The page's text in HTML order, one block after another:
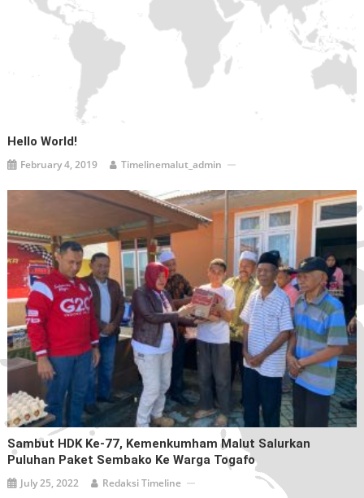
Hello World!
February 4, 2019 Timelinemalut_admin
Sambut HDK Ke-77, Kemenkumham Malut Salurkan
Puluhan Paket Sembako Ke Warga Togafo
July 25, 2022 Redaksi Timeline